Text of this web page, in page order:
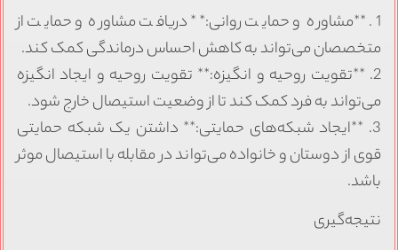
1. **مشاوره و حمایت روانی:** دریافت مشاوره و حمایت از
متخصصان می‌تواند به کاهش احساس درماندگی کمک کند.
2. **تقویت روحیه و انگیزه:** تقویت روحیه و ایجاد انگیزه
می‌تواند به فرد کمک کند تا از وضعیت استیصال خارج شود.
3. **ایجاد شبکه‌های حمایتی:** داشتن یک شبکه حمایتی
قوی از دوستان و خانواده می‌تواند در مقابله با استیصال موثر
باشد.
نتیجه‌گیری